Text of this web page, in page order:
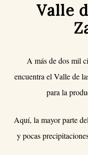
Valle
A más de dos mil
encuentra el Valle de
para la
Aquí, la mayor parte
y pocas